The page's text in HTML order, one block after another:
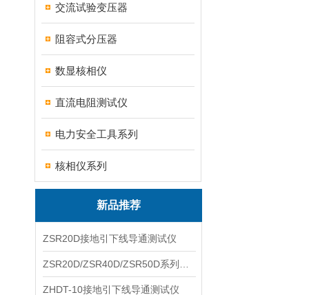
交流试验变压器
阻容式分压器
数显核相仪
直流电阻测试仪
电力安全工具系列
核相仪系列
新品推荐
ZSR20D接地引下线导通测试仪
ZHDT-10接地引下线导通测试仪